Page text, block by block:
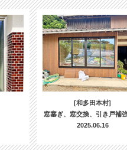
[和多田本村]
窓塞ぎ、窓交換、引き戸補
2025.06.16